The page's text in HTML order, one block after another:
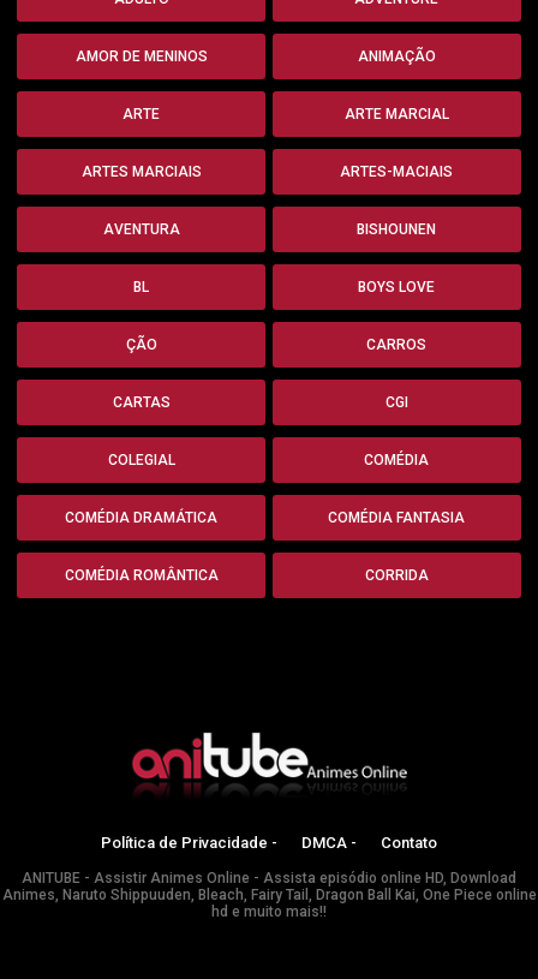
AMOR DE MENINOS ANIMAÇÃO
ARTE ARTE MARCIAL
ARTES MARCIAIS ARTES-MACIAIS
AVENTURA BISHOUNEN
BL BOYS LOVE
ÇÃO CARROS
CARTAS CGI
COLEGIAL COMÉDIA
COMÉDIA DRAMÁTICA COMÉDIA FANTASIA
COMÉDIA ROMÂNTICA CORRIDA
Política de Privacidade - DMCA - Contato
ANITUBE - Assistir Animes Online - Assista episódio online HD, Download
Animes, Naruto Shippuuden, Bleach, Fairy Tail, Dragon Ball Kai, One Piece online
hd e muito mais!!